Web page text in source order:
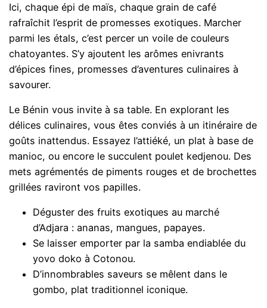
Ici, chaque épi de maïs, chaque grain de café
rafraîchit l’esprit de promesses exotiques. Marcher
parmi les étals, c’est percer un voile de couleurs
chatoyantes. S’y ajoutent les arômes enivrants
d’épices fines, promesses d’aventures culinaires à
savourer.
Le Bénin vous invite à sa table. En explorant les
délices culinaires, vous êtes conviés à un itinéraire de
goûts inattendus. Essayez l’attiéké, un plat à base de
manioc, ou encore le succulent poulet kedjenou. Des
mets agrémentés de piments rouges et de brochettes
grillées raviront vos papilles.
Déguster des fruits exotiques au marché
d’Adjara : ananas, mangues, papayes.
Se laisser emporter par la samba endiablée du
yovo doko à Cotonou.
D’innombrables saveurs se mêlent dans le
gombo, plat traditionnel iconique.